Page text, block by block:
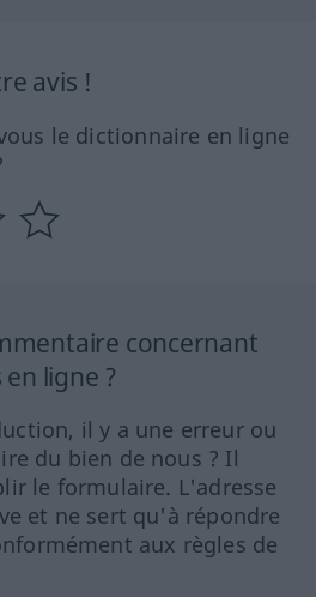
avis !
le dictionnaire en ligne
concernant
ligne ?
il y a une erreur ou
du bien de nous ? Il
le formulaire. L'adresse
et ne sert qu'à répondre
aux règles de